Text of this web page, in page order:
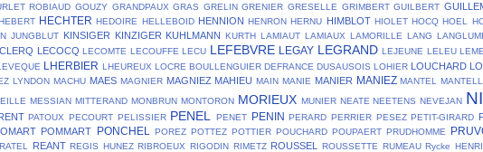
ROBIAUD GOUZY GRANDPAUX GRAS GRELIN GRENIER GRESELLE GRIMBERT GUILBERT
HECHTER HEDOIRE HELLEBOID HENNION HENRON HERNU HIMBLOT HIOLET HOCQ HOEL
JUNGBLUT KINSIGER KINZIGER KUHLMANN KURTH LAMIAUT LAMIAUX LAMORILLE LANG
LECOCQ LECOMTE LECOUFFE LECU LEFEBVRE LEGAY LEGRAND LEJEUNE LELEU
LHERBIER LHEUREUX LOCRE BOULLENGUIER DEFRANCE DUSAUSOIS LOHIER LOUCHARD
LYNDON MACHU MAES MAGNIER MAGNIEZ MAHIEU MAIN MANIE MANIER MANIEZ MANTEL
MESSIAN MITTERAND MONBRUN MONTORON MORIEUX MUNIER NEATE NEETENS NEVEJAN
PATOUX PECOURT PELISSIER PENEL PENET PENIN PERARD PERRIER PESEZ PETIT-GIRARD
POMMART PONCHEL POREZ POTTEZ POTTIER POUCHARD POUPAERT PRUDHOMME
RATEL REANT REGIS HUNEZ RIBROEUX RIGODIN RIMETZ ROUSSEL ROUSSETTE RUMEAU Rycke HENRI